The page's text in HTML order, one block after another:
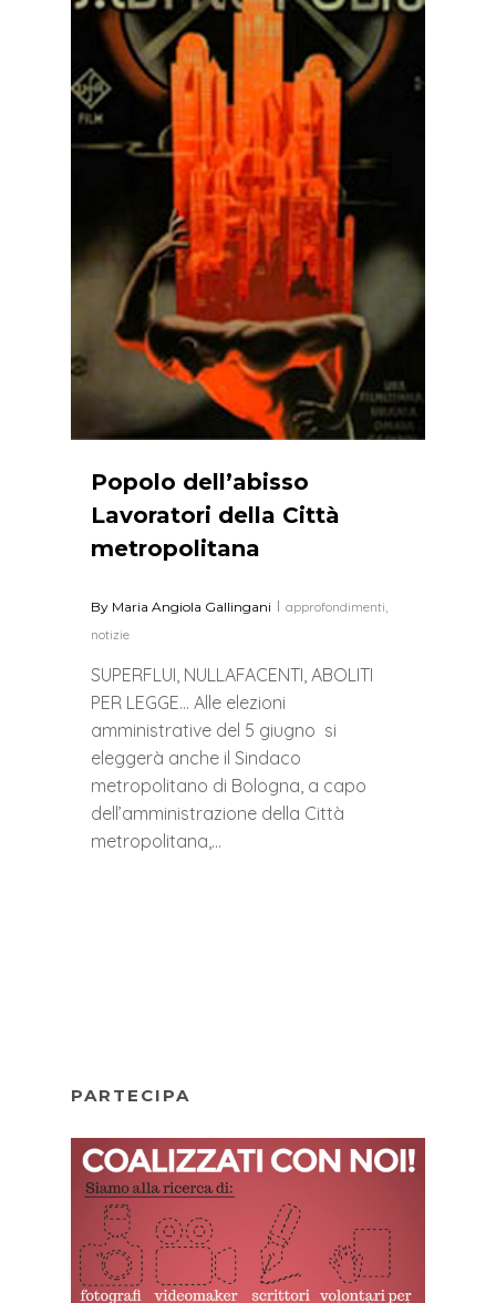
Popolo dell’abisso
Lavoratori della Città
metropolitana
By Maria Angiola Gallingani approfondimenti
notizie
SUPERFLUI, NULLAFACENTI, ABOLITI
PER LEGGE… Alle elezioni
amministrative del 5 giugno si
eleggerà anche il Sindaco
metropolitano di Bologna, a capo
dell’amministrazione della Città
metropolitana,…
PARTECIPA